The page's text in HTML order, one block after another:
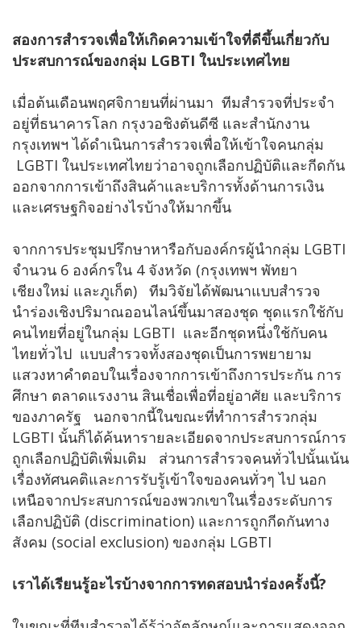
สองการสำรวจเพื่อให้เกิดความเข้าใจที่ดีขึ้นเกี่ยวกับ
ประสบการณ์ของกลุ่ม LGBTI ในประเทศไทย
เมื่อต้นเดือนพฤศจิกายนที่ผ่านมา ทีมสำรวจที่ประจำ
อยู่ที่ธนาคารโลก กรุงวอชิงตันดีซี และสำนักงาน
กรุงเทพฯ ได้ดำเนินการสำรวจเพื่อให้เข้าใจคนกลุ่ม
LGBTI ในประเทศไทยว่าอาจถูกเลือกปฏิบัติและกีดกัน
ออกจากการเข้าถึงสินค้าและบริการทั้งด้านการเงิน
และเศรษฐกิจอย่างไรบ้างให้มากขึ้น
จากการประชุมปรึกษาหารือกับองค์กรผู้นำกลุ่ม LGBTI
จำนวน 6 องค์กรใน 4 จังหวัด (กรุงเทพฯ พัทยา
เชียงใหม่ และภูเก็ต) ทีมวิจัยได้พัฒนาแบบสำรวจ
นำร่องเชิงปริมาณออนไลน์ขึ้นมาสองชุด ชุดแรกใช้กับ
คนไทยที่อยู่ในกลุ่ม LGBTI และอีกชุดหนึ่งใช้กับคน
ไทยทั่วไป แบบสำรวจทั้งสองชุดเป็นการพยายาม
แสวงหาคำตอบในเรื่องจากการเข้าถึงการประกัน การ
ศึกษา ตลาดแรงงาน สินเชื่อเพื่อที่อยู่อาศัย และบริการ
ของภาครัฐ นอกจากนี้ในขณะที่ทำการสำรวกลุ่ม
LGBTI นั้นก็ได้ค้นหารายละเอียดจากประสบการณ์การ
ถูกเลือกปฏิบัติเพิ่มเติม ส่วนการสำรวจคนทั่วไปนั้นเน้น
เรื่องทัศนคติและการรับรู้เข้าใจของคนทั่วๆ ไป นอก
เหนือจากประสบการณ์ของพวกเขาในเรื่องระดับการ
เลือกปฏิบัติ (discrimination) และการถูกกีดกันทาง
สังคม (social exclusion) ของกลุ่ม LGBTI
เราได้เรียนรู้อะไรบ้างจากการทดสอบนำร่องครั้งนี้?